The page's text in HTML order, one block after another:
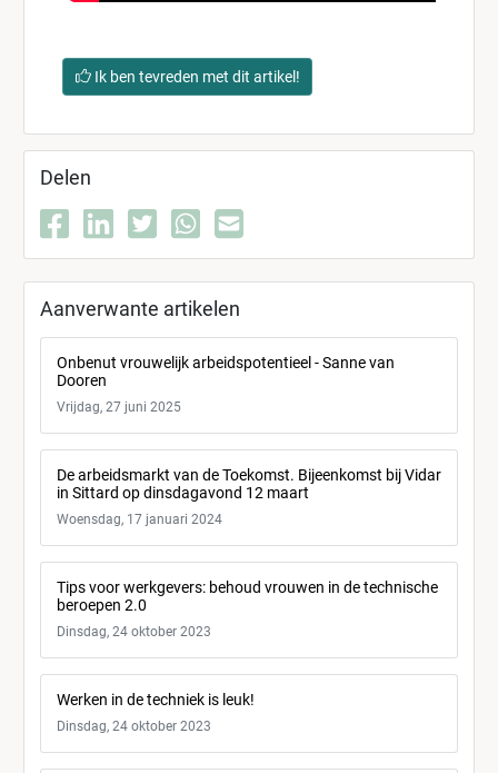
Ik ben tevreden met dit artikel!
Delen
Aanverwante artikelen
Onbenut vrouwelijk arbeidspotentieel - Sanne van
Dooren
Vrijdag, 27 juni 2025
De arbeidsmarkt van de Toekomst. Bijeenkomst bij Vidar
in Sittard op dinsdagavond 12 maart
Woensdag, 17 januari 2024
Tips voor werkgevers: behoud vrouwen in de technische
beroepen 2.0
Dinsdag, 24 oktober 2023
Werken in de techniek is leuk!
Dinsdag, 24 oktober 2023